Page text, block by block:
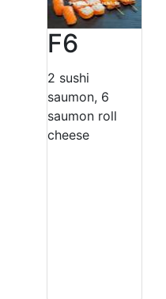
F6
2 sushi
saumon, 6
saumon roll
cheese